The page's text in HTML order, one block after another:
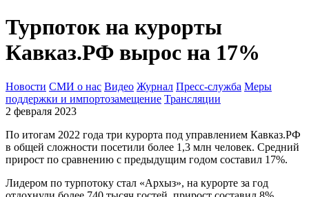
Турпоток на курорты
Кавказ.РФ вырос на 17%
Новости СМИ о нас Видео Журнал Пресс-служба Меры
поддержки и импортозамещение Трансляции
2 февраля 2023
По итогам 2022 года три курорта под управлением Кавказ.РФ
в общей сложности посетили более 1,3 млн человек. Средний
прирост по сравнению с предыдущим годом составил 17%.
Лидером по турпотоку стал «Архыз», на курорте за год